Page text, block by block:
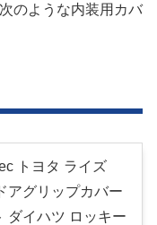
のような内装用カバ
トヨタ ライズ
アグリップカバー
ダイハツ ロッキー